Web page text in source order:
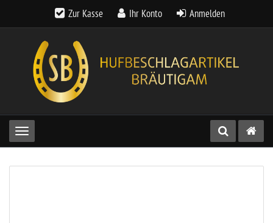
Zur Kasse Ihr Konto Anmelden
Toggle navigation